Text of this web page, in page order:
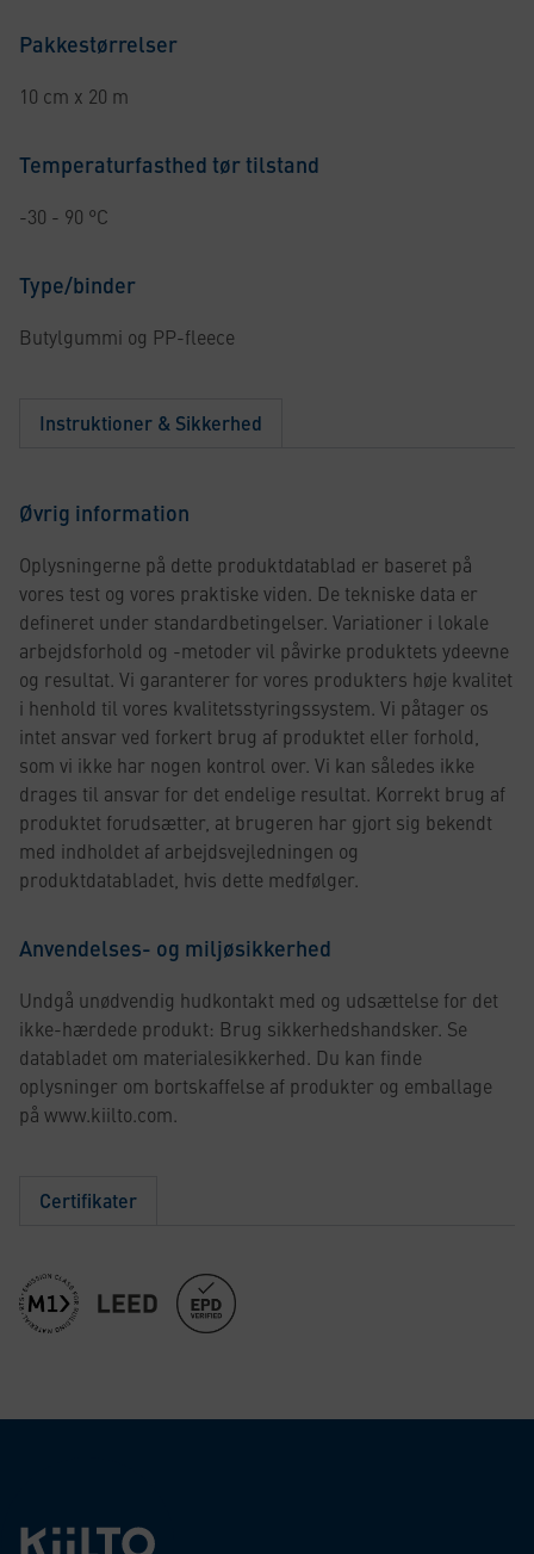
Pakkestørrelser
10 cm x 20 m
Temperaturfasthed tør tilstand
-30 - 90 °C
Type/binder
Butylgummi og PP-fleece
Instruktioner & Sikkerhed
Øvrig information
Oplysningerne på dette produktdatablad er baseret på
vores test og vores praktiske viden. De tekniske data er
defineret under standardbetingelser. Variationer i lokale
arbejdsforhold og -metoder vil påvirke produktets ydeevne
og resultat. Vi garanterer for vores produkters høje kvalitet
i henhold til vores kvalitetsstyringssystem. Vi påtager os
intet ansvar ved forkert brug af produktet eller forhold,
som vi ikke har nogen kontrol over. Vi kan således ikke
drages til ansvar for det endelige resultat. Korrekt brug af
produktet forudsætter, at brugeren har gjort sig bekendt
med indholdet af arbejdsvejledningen og
produktdatabladet, hvis dette medfølger.
Anvendelses- og miljøsikkerhed
Undgå unødvendig hudkontakt med og udsættelse for det
ikke-hærdede produkt: Brug sikkerhedshandsker. Se
databladet om materialesikkerhed. Du kan finde
oplysninger om bortskaffelse af produkter og emballage
på www.kiilto.com.
Certifikater